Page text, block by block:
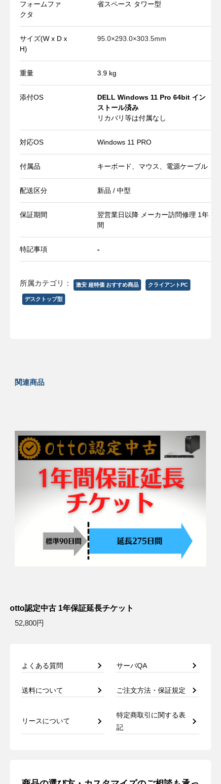
フォームファ
クタ
省スペース タワー型
サイズ(W x D x
H)
95.0×293.0×303.5mm
重量 3.9 kg
添付OS
DELL Windows 11 Pro 64bit イン
ストール済み
リカバリ等は付属なし
対応OS Windows 11 PRO
付属品 キーボード、マウス、電源ケーブル
配送区分 新品 / 中型
保証期間
翌営業日以降 メーカー訪問修理 1年
間
特記事項 -
所属カテゴリ： 激安 超特価 おすすめ商品 クライアントPC
デスクトップ型
関連商品
otto認定中古 1年保証延長チケット
52,800円
よくある質問 サーバQA
送料について ご注文方法・保証規定
リースについて
特定商取引に関する表
記